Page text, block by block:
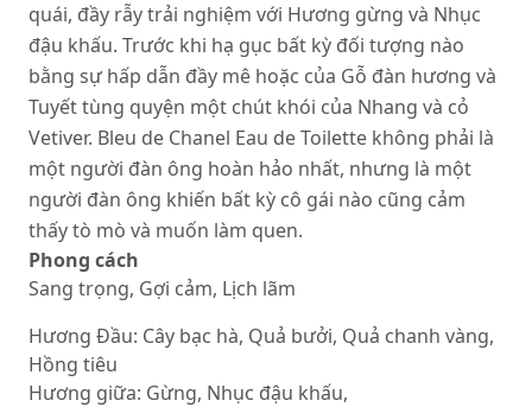
quái, đầy rẫy trải nghiệm với Hương gừng và Nhục
đậu khấu. Trước khi hạ gục bất kỳ đối tượng nào
bằng sự hấp dẫn đầy mê hoặc của Gỗ đàn hương và
Tuyết tùng quyện một chút khói của Nhang và cỏ
Vetiver. Bleu de Chanel Eau de Toilette không phải là
một người đàn ông hoàn hảo nhất, nhưng là một
người đàn ông khiến bất kỳ cô gái nào cũng cảm
thấy tò mò và muốn làm quen.
Phong cách
Sang trọng, Gợi cảm, Lịch lãm
Hương Đầu: Cây bạc hà, Quả bưởi, Quả chanh vàng,
Hồng tiêu
Hương giữa: Gừng, Nhục đậu khấu,